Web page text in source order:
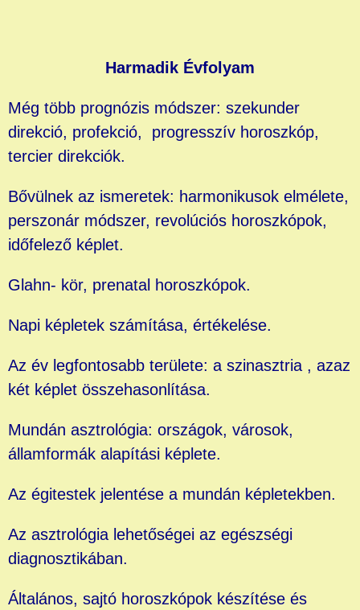
Harmadik Évfolyam
Még több prognózis módszer: szekunder
direkció, profekció, progresszív horoszkóp,
tercier direkciók.
Bővülnek az ismeretek: harmonikusok elmélete,
perszonár módszer, revolúciós horoszkópok,
időfelező képlet.
Glahn- kör, prenatal horoszkópok.
Napi képletek számítása, értékelése.
Az év legfontosabb területe: a szinasztria , azaz
két képlet összehasonlítása.
Mundán asztrológia: országok, városok,
államformák alapítási képlete.
Az égitestek jelentése a mundán képletekben.
Az asztrológia lehetőségei az egészségi
diagnosztikában.
Általános, sajtó horoszkópok készítése és